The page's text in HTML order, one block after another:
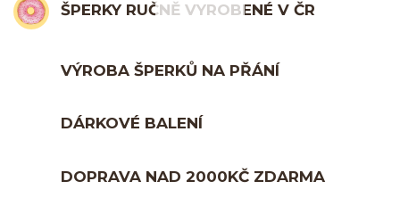
ŠPERKY RUČNĚ VYROBENÉ V ČR
VÝROBA ŠPERKŮ NA PŘÁNÍ
DÁRKOVÉ BALENÍ
DOPRAVA NAD 2000KČ ZDARMA